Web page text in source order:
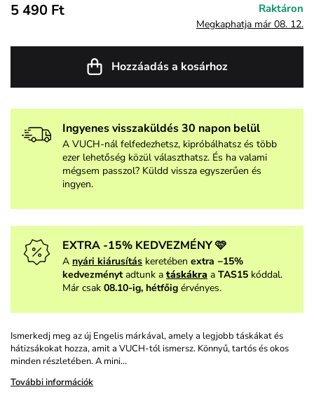
5 490 Ft Raktáron
Megkaphatja már 08. 12.
Hozzáadás a kosárhoz
Ingyenes visszaküldés 30 napon belül
A VUCH-nál felfedezhetsz, kipróbálhatsz és több
ezer lehetőség közül választhatsz. És ha valami
mégsem passzol? Küldd vissza egyszerűen és
ingyen.
EXTRA -15% KEDVEZMÉNY 🩷
A nyári kiárusítás keretében extra −15%
kedvezménytadtunk a táskákra a TAS15 kóddal.
Már csak 08.10-ig, hétfőig érvényes.
Ismerkedj meg az új Engelis márkával, amely a legjobb táskákat és
hátizsákokat hozza, amit a VUCH-tól ismersz. Könnyű, tartós és okos
minden részletében. A mini…
További információk